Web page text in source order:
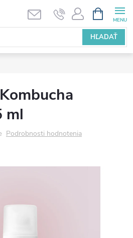
HĽADAŤ
KOŠÍK
ml
Podrobnosti hodnotenia